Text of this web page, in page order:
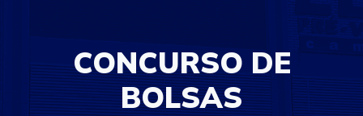
CONCURSO DE
BOLSAS